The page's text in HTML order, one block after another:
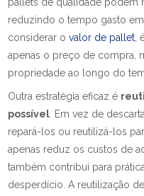
reduzindo o tempo gasto
considerar ovalor de pallet
apenas o preço de compra,
propriedade ao longo do
Outra estratégia eficaz é
possível . Em vez de
repará-los ou reutilizá-los
apenas reduz os custos de
também contribui para
desperdício. A reutilização